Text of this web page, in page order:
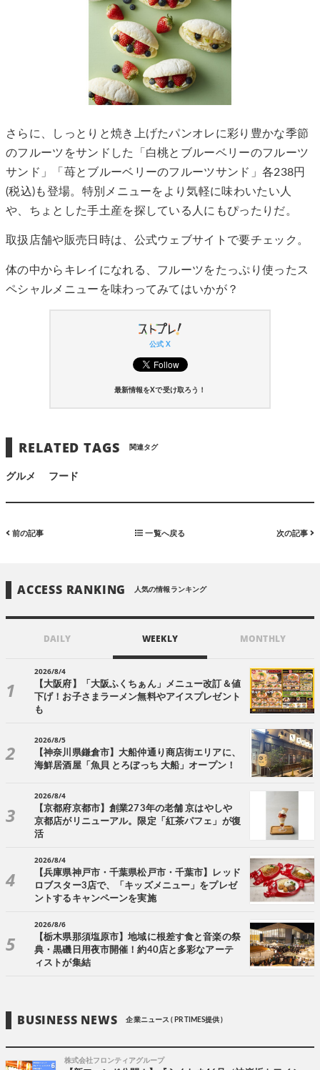
さらに、しっとりと焼き上げたパンオレに彩り豊かな季節
のフルーツをサンドした「白桃とブルーベリーのフルーツ
サンド」「苺とブルーベリーのフルーツサンド」各238円
(税込)も登場。特別メニューをより気軽に味わいたい人
や、ちょとした手土産を探している人にもぴったりだ。
取扱店舗や販売日時は、公式ウェブサイトで要チェック。
体の中からキレイになれる、フルーツをたっぷり使ったス
ペシャルメニューを味わってみてはいかが？
公式 X
最新情報をXで受け取ろう！
RELATED TAGS 関連タグ
グルメ フード
前の記事 一覧へ戻る 次の記事
ACCESS RANKING 人気の情報ランキング
DAILY WEEKLY MONTHLY
2026/8/4
【大阪府】「大阪ふくちぁん」メニュー改訂＆値
下げ！お子さまラーメン無料やアイスプレゼント
も
2026/8/5
【神奈川県鎌倉市】大船仲通り商店街エリアに、
海鮮居酒屋「魚貝 とろぼっち 大船」オープン！
2026/8/4
【京都府京都市】創業273年の老舗 京はやしや
京都店がリニューアル。限定「紅茶パフェ」が復
活
2026/8/4
【兵庫県神戸市・千葉県松戸市・千葉市】レッド
ロブスター3店で、「キッズメニュー」をプレゼ
ントするキャンペーンを実施
2026/8/6
【栃木県那須塩原市】地域に根差す食と音楽の祭
典・黒磯日用夜市開催！約40店と多彩なアーテ
ィストが集結
BUSINESS NEWS 企業ニュース ( PR TIMES提供 )
株式会社フロンティアグループ